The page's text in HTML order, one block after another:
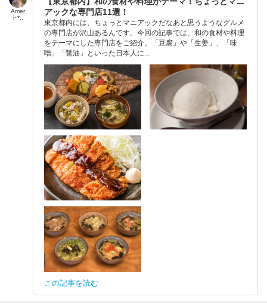
Amer
i･*:.
アックな専門店11選！
東京都内には、ちょっとマニアックだなあと思うようなグルメ
の専門店が沢山あるんです。今回の記事では、和の食材や料理
をテーマにした専門店をご紹介。「豆腐」や「生姜」、「味
噌」「醤油」といった日本人に...
この記事を読む